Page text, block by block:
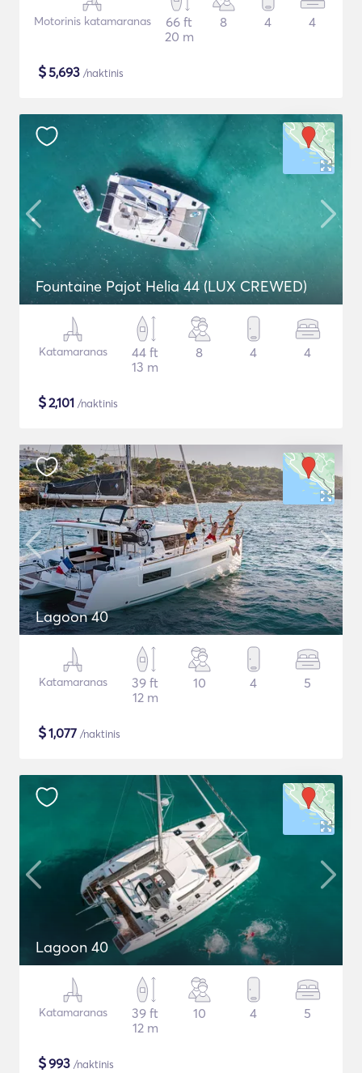
Motorinis katamaranas
66 ft
20 m
8 4 4
$5,693 /naktinis
Fountaine Pajot Helia 44 (LUX CREWED)
Katamaranas
44 ft
13 m
8 4 4
$2,101 /naktinis
Lagoon 40
Katamaranas
39 ft
12 m
10 4 5
$1,077 /naktinis
Lagoon 40
Katamaranas
39 ft
12 m
10 4 5
$993 /naktinis